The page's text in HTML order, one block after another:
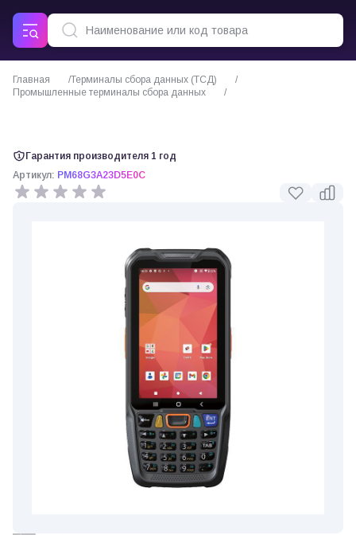
Главная
Терминалы сбора данных (ТСД)
Промышленные терминалы сбора данных
Гарантия производителя 1 год
Артикул: PM68G3A23D5E0C